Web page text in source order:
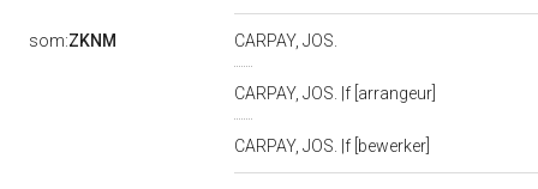
som:ZKNM CARPAY, JOS.
CARPAY, JOS. |f [arrangeur]
CARPAY, JOS. |f [bewerker]